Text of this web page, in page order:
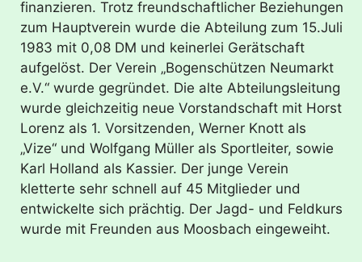
finanzieren. Trotz freundschaftlicher Beziehungen
zum Hauptverein wurde die Abteilung zum 15.Juli
1983 mit 0,08 DM und keinerlei Gerätschaft
aufgelöst. Der Verein „Bogenschützen Neumarkt
e.V.“ wurde gegründet. Die alte Abteilungsleitung
wurde gleichzeitig neue Vorstandschaft mit Horst
Lorenz als 1. Vorsitzenden, Werner Knott als
„Vize“ und Wolfgang Müller als Sportleiter, sowie
Karl Holland als Kassier. Der junge Verein
kletterte sehr schnell auf 45 Mitglieder und
entwickelte sich prächtig. Der Jagd- und Feldkurs
wurde mit Freunden aus Moosbach eingeweiht.